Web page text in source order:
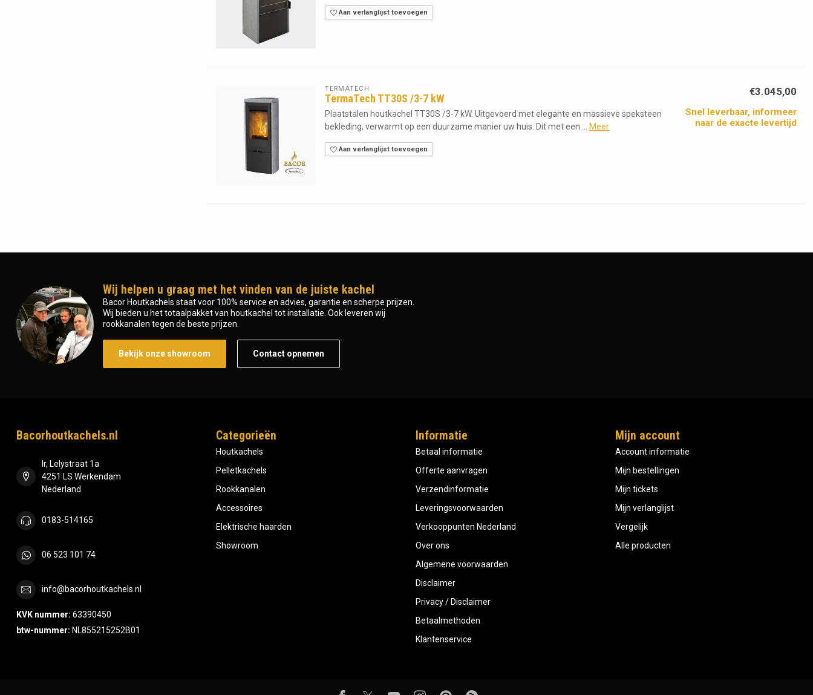
Aan verlanglijst toevoegen
TERMATECH
TermaTech TT30S /3-7 kW
Plaatstalen houtkachel TT30S /3-7 kW. Uitgevoerd met elegante en massieve speksteen
bekleding, verwarmt op een duurzame manier uw huis. Dit met een ...
Meer
Aan verlanglijst toevoegen
€3.045,00
Snel leverbaar, informeer
naar de exacte levertijd
Wij helpen u graag met het vinden van de juiste kachel
Bacor Houtkachels staat voor 100% service en advies, garantie en scherpe prijzen.
Wij bieden u het totaalpakket van houtkachel tot installatie. Ook leveren wij
rookkanalen tegen de beste prijzen.
Bekijk onze showroom Contact opnemen
Bacorhoutkachels.nl
Ir, Lelystraat 1a
4251 LS Werkendam
Nederland
0183-514165
06 523 101 74
info@bacorhoutkachels.nl
KVK nummer: 63390450
btw-nummer: NL855215252B01
Categorieën
Houtkachels
Pelletkachels
Rookkanalen
Accessoires
Elektrische haarden
Showroom
Informatie
Betaal informatie
Offerte aanvragen
Verzendinformatie
Leveringsvoorwaarden
Verkooppunten Nederland
Over ons
Algemene voorwaarden
Disclaimer
Privacy / Disclaimer
Betaalmethoden
Klantenservice
Mijn account
Account informatie
Mijn bestellingen
Mijn tickets
Mijn verlanglijst
Vergelijk
Alle producten